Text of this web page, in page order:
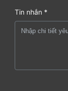
Tin nhắn *